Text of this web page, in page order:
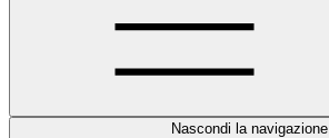
Nascondi la navigazione